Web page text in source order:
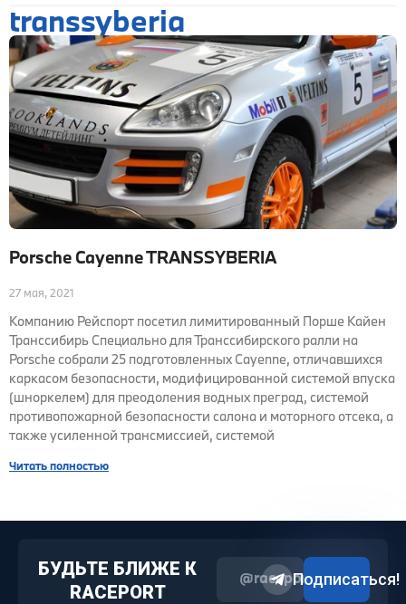
transsyberia
Porsche Cayenne TRANSSYBERIA
27 мая, 2021
Компанию Рейспорт посетил лимитированный Порше Кайен
Транссибирь Специально для Транссибирского ралли на
Porsche собрали 25 подготовленных Cayenne, отличавшихся
каркасом безопасности, модифицированной системой впуска
(шноркелем) для преодоления водных преград, системой
противопожарной безопасности салона и моторного отсека, а
также усиленной трансмиссией, системой
Читать полностью
БУДЬТЕ БЛИЖЕ К
RACEPORT
@raceport2022
Подписаться!